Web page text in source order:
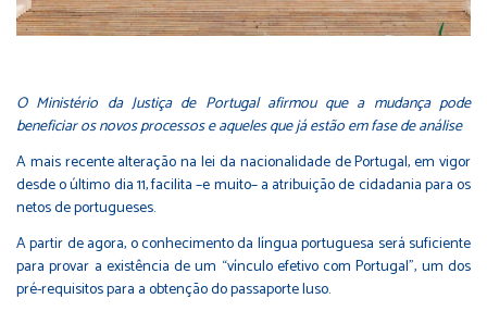
O Ministério da Justiça de Portugal afirmou que a mudança pode
beneficiar os novos processos e aqueles que já estão em fase de análise
A mais recente alteração na lei da nacionalidade de Portugal, em vigor
desde o último dia 11, facilita –e muito– a atribuição de cidadania para os
netos de portugueses.
A partir de agora, o conhecimento da língua portuguesa será suficiente
para provar a existência de um “vínculo efetivo com Portugal”, um dos
pré-requisitos para a obtenção do passaporte luso.